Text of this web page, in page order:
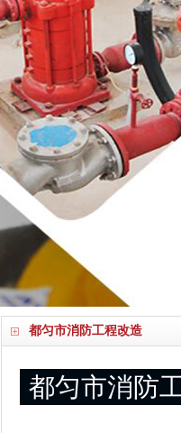
都匀市消防工程改造
都匀市消防